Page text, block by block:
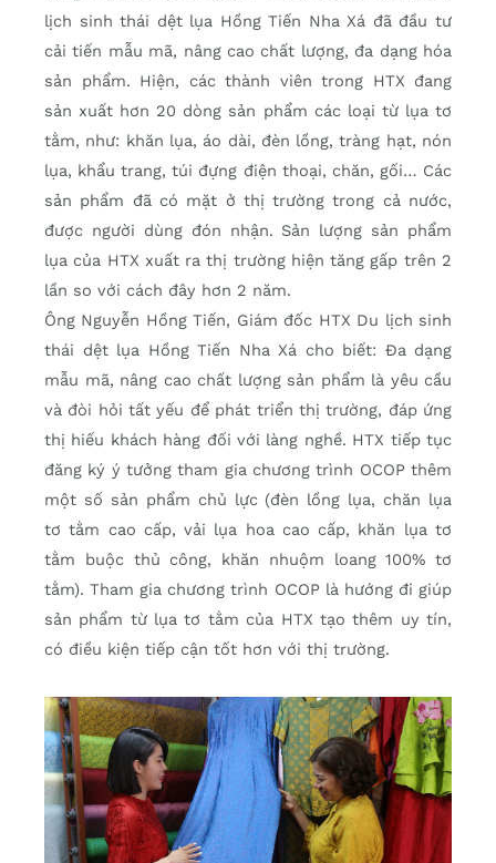
lịch sinh thái dệt lụa Hồng Tiến Nha Xá đã đầu tư
cải tiến mẫu mã, nâng cao chất lượng, đa dạng hóa
sản phẩm. Hiện, các thành viên trong HTX đang
sản xuất hơn 20 dòng sản phẩm các loại từ lụa tơ
tằm, như: khăn lụa, áo dài, đèn lồng, tràng hạt, nón
lụa, khẩu trang, túi đựng điện thoại, chăn, gối… Các
sản phẩm đã có mặt ở thị trường trong cả nước,
được người dùng đón nhận. Sản lượng sản phẩm
lụa của HTX xuất ra thị trường hiện tăng gấp trên 2
lần so với cách đây hơn 2 năm.
Ông Nguyễn Hồng Tiến, Giám đốc HTX Du lịch sinh
thái dệt lụa Hồng Tiến Nha Xá cho biết: Đa dạng
mẫu mã, nâng cao chất lượng sản phẩm là yêu cầu
và đòi hỏi tất yếu để phát triển thị trường, đáp ứng
thị hiếu khách hàng đối với làng nghề. HTX tiếp tục
đăng ký ý tưởng tham gia chương trình OCOP thêm
một số sản phẩm chủ lực (đèn lồng lụa, chăn lụa
tơ tằm cao cấp, vải lụa hoa cao cấp, khăn lụa tơ
tằm buộc thủ công, khăn nhuộm loang 100% tơ
tằm). Tham gia chương trình OCOP là hướng đi giúp
sản phẩm từ lụa tơ tằm của HTX tạo thêm uy tín,
có điều kiện tiếp cận tốt hơn với thị trường.